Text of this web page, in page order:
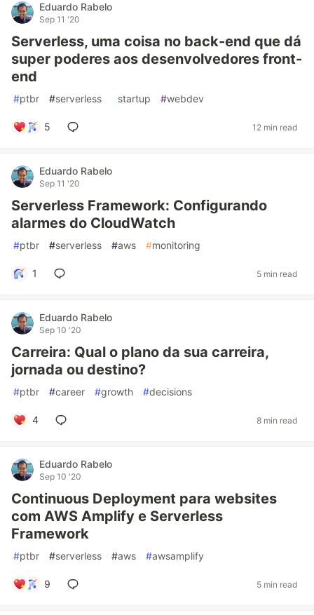
Eduardo Rabelo
Sep 11 '20
Serverless, uma coisa no back-end que dá
super poderes aos desenvolvedores front-
end
#ptbr #serverless #startup #webdev
5 12 min read
Eduardo Rabelo
Sep 11 '20
Serverless Framework: Configurando
alarmes do CloudWatch
#ptbr #serverless #aws #monitoring
1 5 min read
Eduardo Rabelo
Sep 10 '20
Carreira: Qual o plano da sua carreira,
jornada ou destino?
#ptbr #career #growth #decisions
4 8 min read
Eduardo Rabelo
Sep 10 '20
Continuous Deployment para websites
com AWS Amplify e Serverless
Framework
#ptbr #serverless #aws #awsamplify
9 5 min read